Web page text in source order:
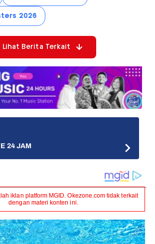
2026
Lihat Berita Terkait
24 JAM